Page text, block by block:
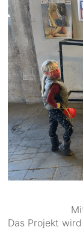
Das Projekt